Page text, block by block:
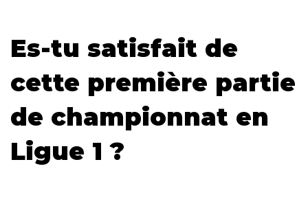
Es-tu satisfait de
cette première partie
de championnat en
Ligue 1 ?